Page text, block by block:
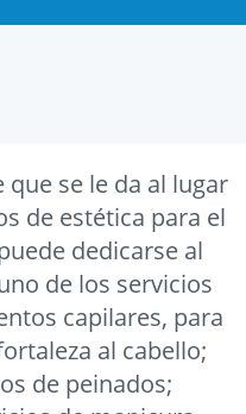
se le da al lugar
de estética para el
dedicarse al
de los servicios
capilares, para
al cabello;
de peinados;